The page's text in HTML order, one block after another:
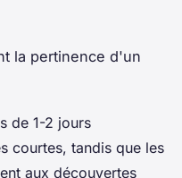
la pertinence d'un
de 1-2 jours
courtes, tandis que les
aux découvertes